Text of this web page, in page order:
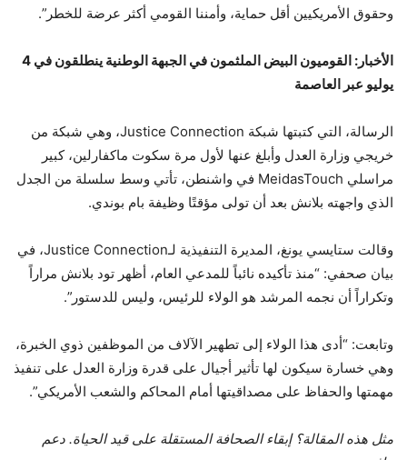
وحقوق الأمريكيين أقل حماية، وأمننا القومي أكثر عرضة للخطر”.
الأخبار: القوميون البيض الملثمون في الجبهة الوطنية ينطلقون في 4
يوليو عبر العاصمة
الرسالة، التي كتبتها شبكة Justice Connection، وهي شبكة من
خريجي وزارة العدل وأبلغ عنها لأول مرة سكوت ماكفارلين، كبير
مراسلي MeidasTouch في واشنطن، تأتي وسط سلسلة من الجدل
الذي واجهته بلانش بعد أن تولى مؤقتًا وظيفة بام بوندي.
وقالت ستايسي يونغ، المديرة التنفيذية لـJustice Connection، في
بيان صحفي: “منذ تأكيده نائباً للمدعي العام، أظهر تود بلانش مراراً
وتكراراً أن نجمه المرشد هو الولاء للرئيس، وليس للدستور”.
وتابعت: “أدى هذا الولاء إلى تطهير الآلاف من الموظفين ذوي الخبرة،
وهي خسارة سيكون لها تأثير أجيال على قدرة وزارة العدل على تنفيذ
مهمتها والحفاظ على مصداقيتها أمام المحاكم والشعب الأمريكي”.
مثل هذه المقالة؟ إبقاء الصحافة المستقلة على قيد الحياة. دعم